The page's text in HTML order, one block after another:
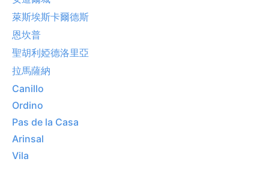
萊斯埃斯卡爾德斯
恩坎普
聖胡利婭德洛里亞
拉馬薩納
Canillo
Ordino
Pas de la Casa
Arinsal
Vila